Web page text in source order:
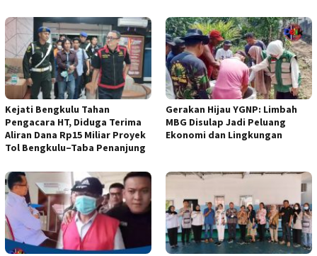
Kejati Bengkulu Tahan
Pengacara HT, Diduga Terima
Aliran Dana Rp15 Miliar Proyek
Tol Bengkulu–Taba Penanjung
Gerakan Hijau YGNP: Limbah
MBG Disulap Jadi Peluang
Ekonomi dan Lingkungan